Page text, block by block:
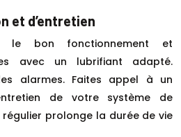
et d’entretien
le bon fonctionnement et
avec un lubrifiant adapté.
alarmes. Faites appel à un
de votre système de
prolonge la durée de vie